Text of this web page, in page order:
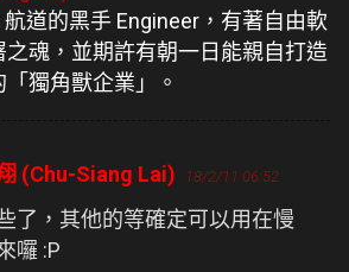
道的黑手 Engineer，有著自由軟
魂，並期許有朝一日能親自打造
「獨角獸企業」。
(Chu-Siang Lai) 18/2/11 06:52
了，其他的等確定可以用在慢
囉 :P